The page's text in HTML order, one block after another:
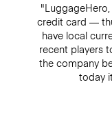
credit card —
have local
recent players
the company
today